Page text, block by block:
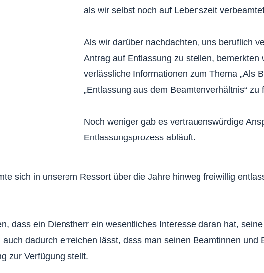
als wir selbst noch auf Lebenszeit verbeamtet
Als wir darüber nachdachten, uns beruflich
Antrag auf Entlassung zu stellen, bemerkten
verlässliche Informationen zum Thema „Als
„Entlassung aus dem Beamtenverhältnis“ zu
Noch weniger gab es vertrauenswürdige
Entlassungsprozess abläuft.
sich in unserem Ressort über die Jahre hinweg freiwillig
dass ein Dienstherr ein wesentliches Interesse daran hat,
dadurch erreichen lässt, dass man seinen Beamtinnen und
zur Verfügung stellt.